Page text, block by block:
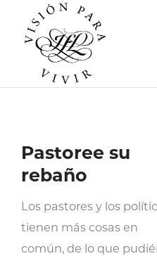
Pastoree su
rebaño
Los pastores y los
tienen más cosas en
común, de lo que